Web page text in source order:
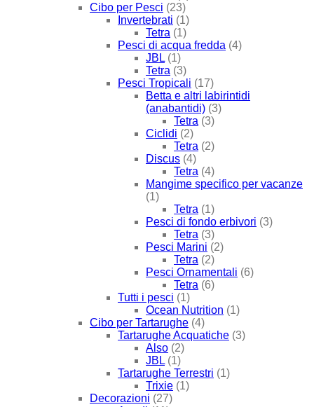
Cibo per Pesci (23)
Invertebrati (1)
Tetra (1)
Pesci di acqua fredda (4)
JBL (1)
Tetra (3)
Pesci Tropicali (17)
Betta e altri labirintidi
(anabantidi) (3)
Tetra (3)
Ciclidi (2)
Tetra (2)
Discus (4)
Tetra (4)
Mangime specifico per vacanze
(1)
Tetra (1)
Pesci di fondo erbivori (3)
Tetra (3)
Pesci Marini (2)
Tetra (2)
Pesci Ornamentali (6)
Tetra (6)
Tutti i pesci (1)
Ocean Nutrition (1)
Cibo per Tartarughe (4)
Tartarughe Acquatiche (3)
Also (2)
JBL (1)
Tartarughe Terrestri (1)
Trixie (1)
Decorazioni (27)